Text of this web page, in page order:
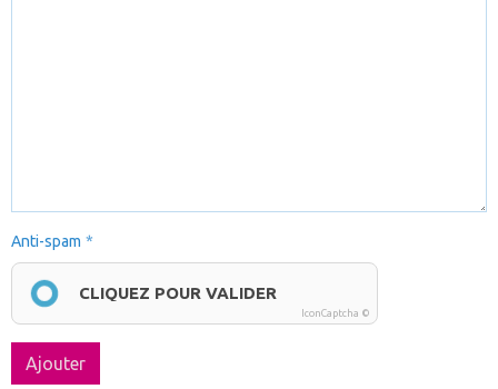
Anti-spam
CLIQUEZ POUR VALIDER
IconCaptcha ©
Ajouter